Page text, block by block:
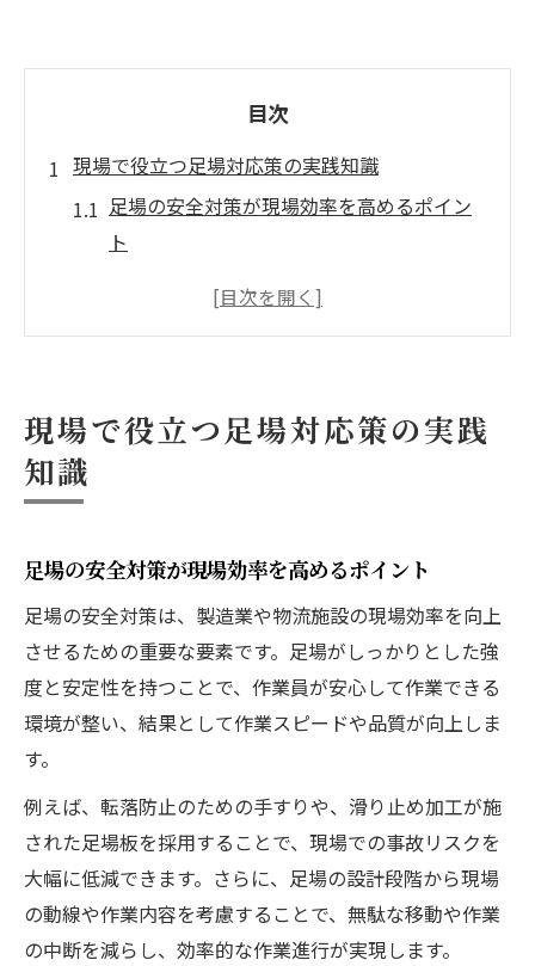
目次
現場で役立つ足場対応策の実践知識
足場の安全対策が現場効率を高めるポイン
ト
周南市下松市の現場が求める足場対応策と
物流施設での足場活用事例とその効果を解
製造現場を支える足場の効果的導入法
足場導入の流れと現場に応じた最適化手法
製造業で重視される足場の耐久性と選定基
準
現場作業員の声を反映した足場対応策の重
要性
安全教育と足場運用で事故リスクを低減す
る方法
現場で役立つ足場対応策の実践
知識
足場の安全対策が現場効率を高めるポイント
足場の安全対策は、製造業や物流施設の現場効率を向上
させるための重要な要素です。足場がしっかりとした強
度と安定性を持つことで、作業員が安心して作業できる
環境が整い、結果として作業スピードや品質が向上しま
す。
例えば、転落防止のための手すりや、滑り止め加工が施
された足場板を採用することで、現場での事故リスクを
大幅に低減できます。さらに、足場の設計段階から現場
の動線や作業内容を考慮することで、無駄な移動や作業
の中断を減らし、効率的な作業進行が実現します。